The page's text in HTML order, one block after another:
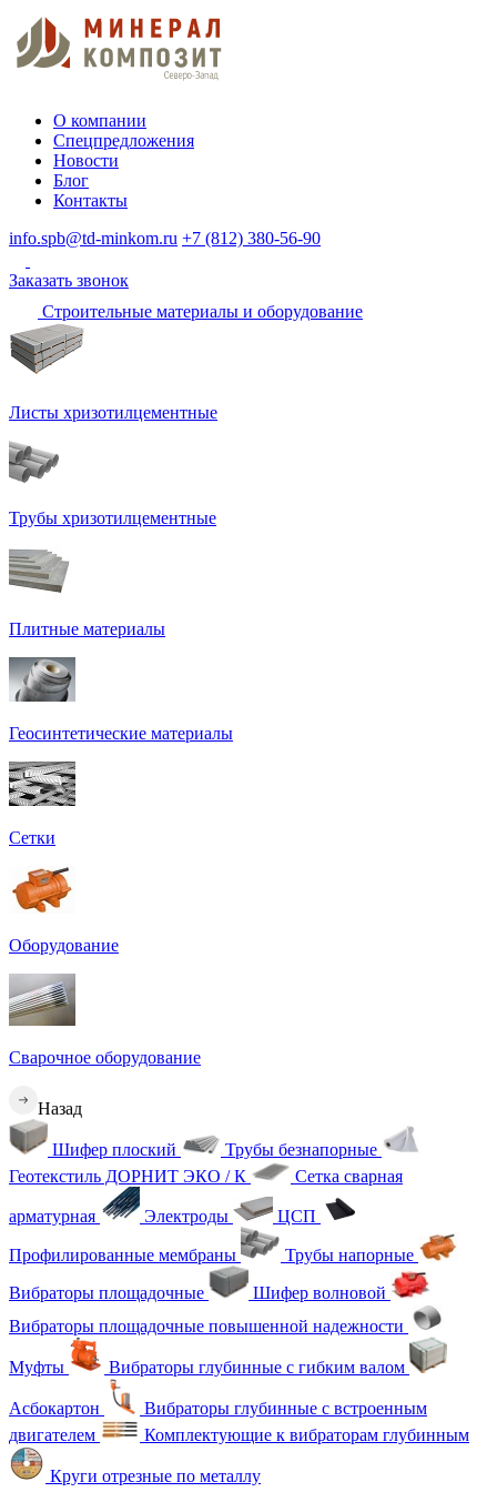
О компании
Спецпредложения
Новости
Блог
Контакты
info.spb@td-minkom.ru +7 (812) 380-56-90
Заказать звонок
Строительные материалы и оборудование
Листы хризотилцементные
Трубы хризотилцементные
Плитные материалы
Геосинтетические материалы
Сетки
Оборудование
Сварочное оборудование
Назад
Шифер плоский
Трубы безнапорные
Геотекстиль ДОРНИТ ЭКО / К
Сетка сварная
арматурная Электроды ЦСП
Профилированные мембраны
Трубы напорные
Вибраторы площадочные
Шифер волновой
Вибраторы площадочные повышенной надежности
Муфты Вибраторы глубинные с гибким валом
Асбокартон
Вибраторы глубинные с встроенным
двигателем
Комплектующие к вибраторам глубинным
Круги отрезные по металлу